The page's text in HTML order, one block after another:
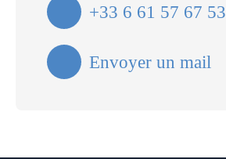
+33 6 61 57 67 53
Envoyer un mail